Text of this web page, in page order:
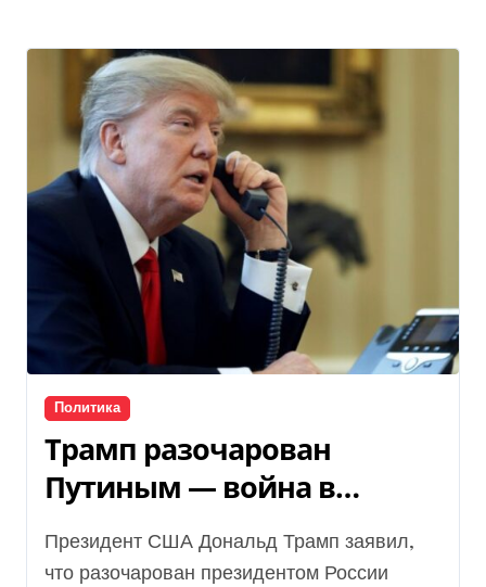
Политика
Трамп разочарован
Путиным — война в
Украине уносит тысячи
жизней
Президент США Дональд Трамп заявил,
что разочарован президентом России